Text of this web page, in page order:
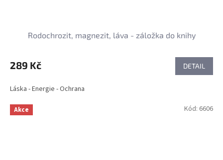
Rodochrozit, magnezit, láva - záložka do knihy
289 Kč DETAIL
Láska - Energie - Ochrana
Akce Kód: 6606